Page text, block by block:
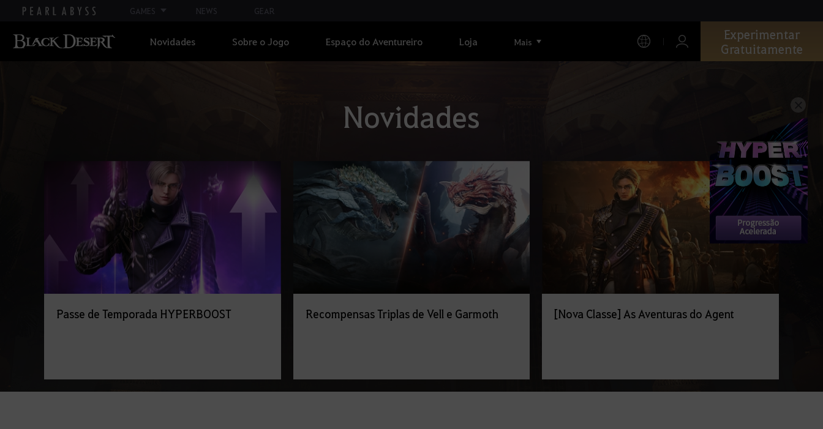
GAMES NEWS GEAR
Novidades Sobre o Jogo Espaço do Aventureiro Loja Mais
Experimentar
Gratuitamente
Novidades
Passe de Temporada HYPERBOOST Recompensas Triplas de Vell e Garmoth [Nova Classe] As Aventuras do Agent